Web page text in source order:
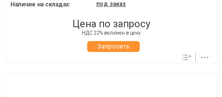
Наличие на складах:
под заказ
Цена по запросу
НДС 22% включен в цену
Запросить